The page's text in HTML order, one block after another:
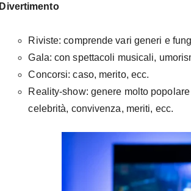
Divertimento
Riviste: comprende vari generi e
Gala: con spettacoli musicali,
Concorsi: caso, merito, ecc.
Reality-show: genere molto
celebrità, convivenza, meriti, ecc.